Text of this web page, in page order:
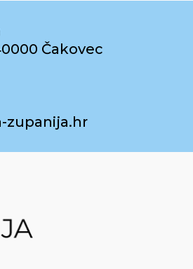
Čakovec
zupanija.hr